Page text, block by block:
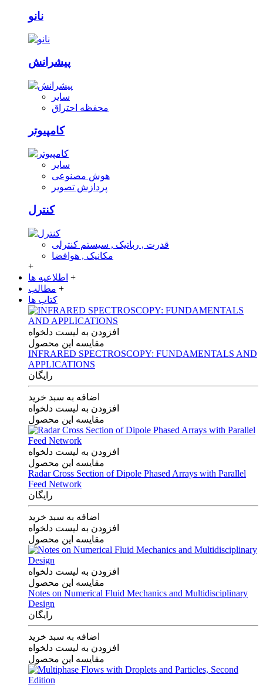
نانو
پیشرانش
سایر
محفظه احتراق
کامپیوتر
سایر
هوش مصنوعی
پردازش تصویر
کنترل
قدرت , رباتیک , سیستم کنترلی
مکانیک , هوافضا
+
اطلاعیه ها +
مطالب +
کتاب ها
افزودن به لیست دلخواه
مقایسه این محصول
INFRARED SPECTROSCOPY: FUNDAMENTALS AND
APPLICATIONS
رایگان
اضافه به سبد خرید
افزودن به لیست دلخواه
مقایسه این محصول
افزودن به لیست دلخواه
مقایسه این محصول
Radar Cross Section of Dipole Phased Arrays with Parallel
Feed Network
رایگان
اضافه به سبد خرید
افزودن به لیست دلخواه
مقایسه این محصول
افزودن به لیست دلخواه
مقایسه این محصول
Notes on Numerical Fluid Mechanics and Multidisciplinary
Design
رایگان
اضافه به سبد خرید
افزودن به لیست دلخواه
مقایسه این محصول